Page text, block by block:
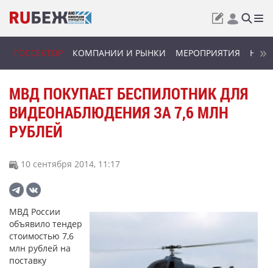
ГОССЕКТОР КОМПАНИИ И РЫНКИ МЕРОПРИЯТИЯ
МВД ПОКУПАЕТ БЕСПИЛОТНИК ДЛЯ
ВИДЕОНАБЛЮДЕНИЯ ЗА 7,6 МЛН
РУБЛЕЙ
10 сентября 2014, 11:17
МВД России
объявило тендер
стоимостью 7,6
млн рублей на
поставку